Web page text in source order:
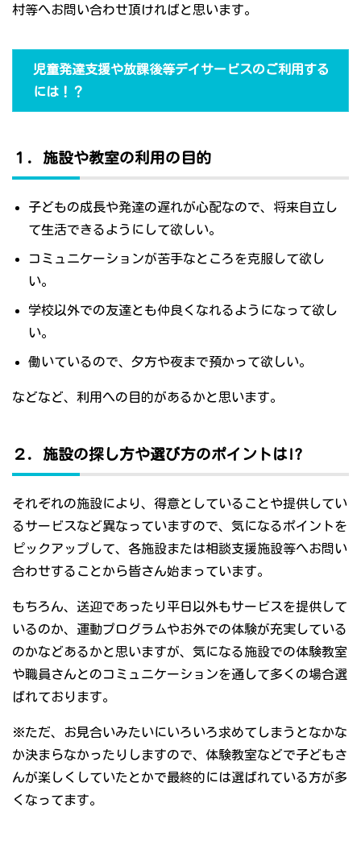
村等へお問い合わせ頂ければと思います。
児童発達支援や放課後等デイサービスのご利用する
には！？
１．施設や教室の利用の目的
子どもの成長や発達の遅れが心配なので、将来自立し
て生活できるようにして欲しい。
コミュニケーションが苦手なところを克服して欲し
い。
学校以外での友達とも仲良くなれるようになって欲し
い。
働いているので、夕方や夜まで預かって欲しい。
などなど、利用への目的があるかと思います。
２．施設の探し方や選び方のポイントは!?
それぞれの施設により、得意としていることや提供してい
るサービスなど異なっていますので、気になるポイントを
ピックアップして、各施設または相談支援施設等へお問い
合わせすることから皆さん始まっています。
もちろん、送迎であったり平日以外もサービスを提供して
いるのか、運動プログラムやお外での体験が充実している
のかなどあるかと思いますが、気になる施設での体験教室
や職員さんとのコミュニケーションを通して多くの場合選
ばれております。
※ただ、お見合いみたいにいろいろ求めてしまうとなかな
か決まらなかったりしますので、体験教室などで子どもさ
んが楽しくしていたとかで最終的には選ばれている方が多
くなってます。